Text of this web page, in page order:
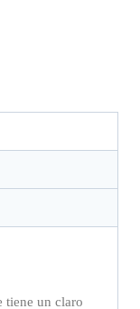
tiene un claro